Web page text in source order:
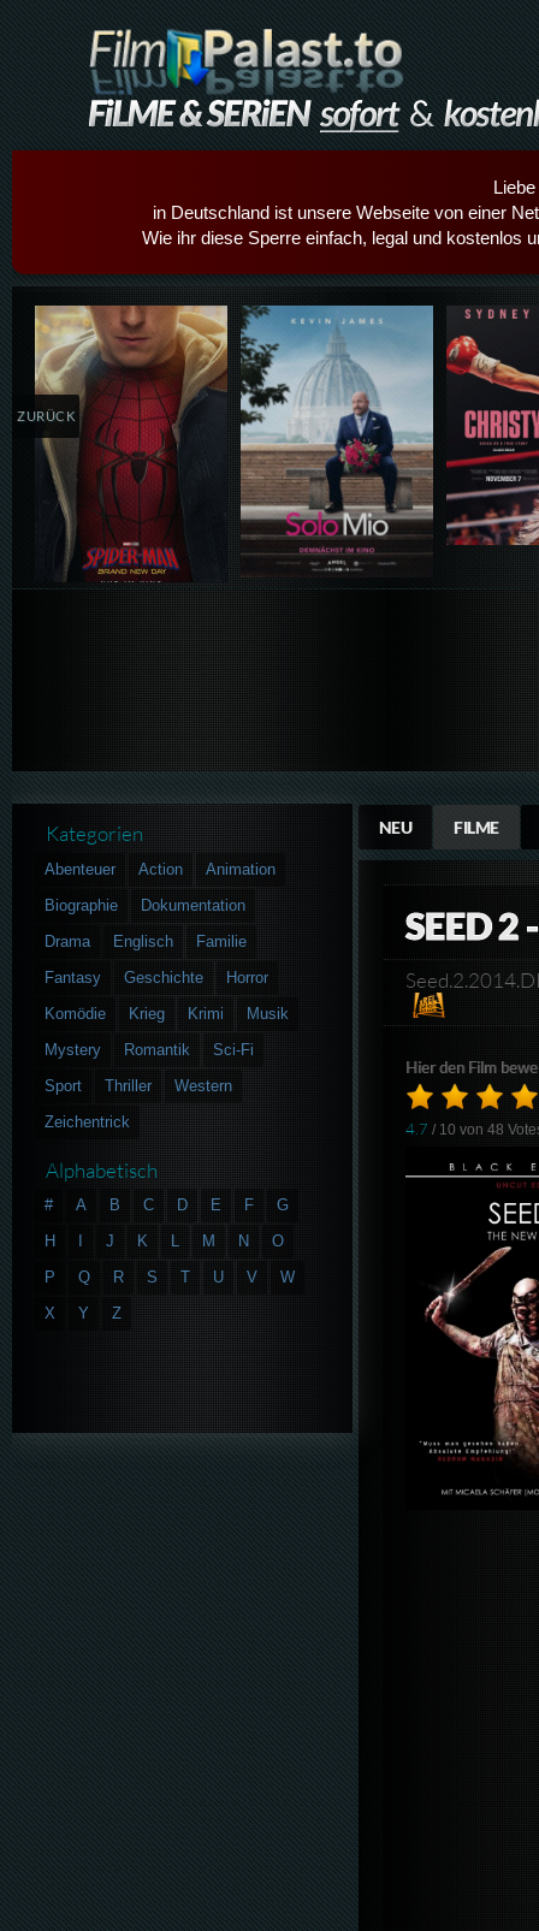
in Deutschland ist unsere Webseite von einer
Wie ihr diese Sperre einfach, legal und kostenlos
Details,Play Details,Play
ZURÜCK
NEU FILME
SEED 2
Hier den Film
4.7 / 10 von48
Kategorien
Abenteuer Action
Animation
Biographie
Dokumentation
Drama
Englisch
Familie
Fantasy
Geschichte
Horror
Komödie
Krieg Krimi
Musik
Mystery
Romantik
Sci-Fi
Sport
Thriller
Western
Zeichentrick
Alphabetisch
# A B C D E F
G
H
J K L M N
O
P
Q R S T U V
W
X
Y Z